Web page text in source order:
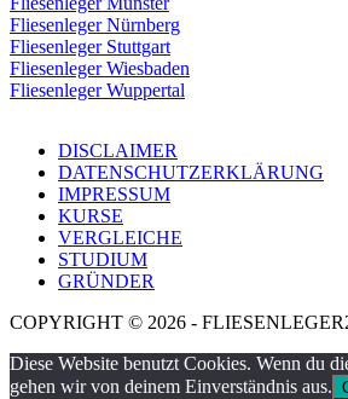
Fliesenleger Nürnberg
Fliesenleger Stuttgart
Fliesenleger Wiesbaden
Fliesenleger Wuppertal
DISCLAIMER
DATENSCHUTZERKLÄRUNG
IMPRESSUM
KURSE
VERGLEICHE
STUDIUM
GRÜNDER
COPYRIGHT © 2026 -
Diese Website benutzt Cookies. Wenn du
gehen wir von deinem Einverständnis aus.